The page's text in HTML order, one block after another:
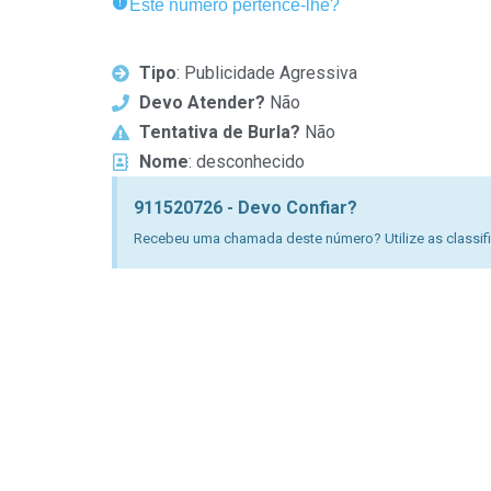
Este número pertence-lhe?
Tipo: Publicidade Agressiva
Devo Atender? Não
Tentativa de Burla? Não
Nome: desconhecido
911520726 - Devo Confiar?
Recebeu uma chamada deste número? Utilize as